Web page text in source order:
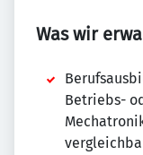
Was wir
Betriebs-